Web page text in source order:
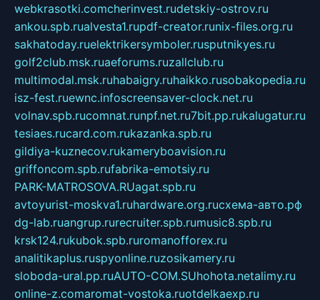
webkrasotki.comcherinvest.rudetskiy-ostrov.ru
ankou.spb.rualvesta1.rupdf-creator.runix-files.org.ru
sakhatoday.ruelektrikersymboler.rusputnikyes.ru
golf2club.msk.ruaeforums.ruzallclub.ru
multimodal.msk.ruhabaigry.ruhaikko.rusobakopedia.ru
isz-fest.ruewnc.infoscreensaver-clock.net.ru
volnav.spb.rucomnat.runpf.net.ru7bit.pp.rukalugatur.ru
tesiaes.rucard.com.rukazanka.spb.ru
gildiya-kuznecov.rukameryboavision.ru
griffoncom.spb.rufabrika-emotsiy.ru
PARK-MATROSOVA.RUagat.spb.ru
avtoyurist-moskva1.ruhardware.org.ruсхема-авто.рф
dg-lab.ruangrup.rurecruiter.spb.rumusic8.spb.ru
krsk124.rukubok.spb.ruromanofforex.ru
analitikaplus.ruspyonline.ruzosikamery.ru
sloboda-ural.pp.ruAUTO-COM.SUhohota.netalimy.ru
online-z.comaromat-vostoka.ruotdelkaexp.ru